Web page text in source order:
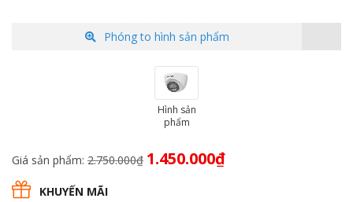
Phóng to hình sản phẩm
Hình sản
phẩm
Giá sản phẩm: 2.750.000₫ Giá
gốc
1.450.000₫Giá
KHUYẾN MÃI